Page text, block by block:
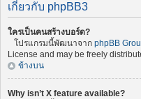
เกี่ยวกับ phpBB3
ใครเป็นคนสร้างบอร์ด?
โปรแกรมนี้พัฒนาจาก phpBB
License and may be freely
ข้างบน
Why isn’t X feature available?